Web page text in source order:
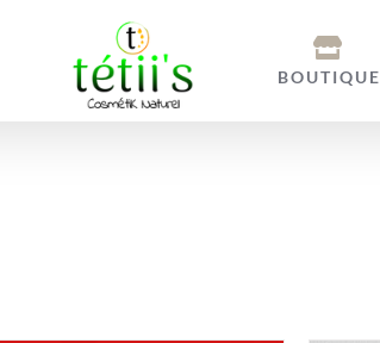
BOUTIQUE